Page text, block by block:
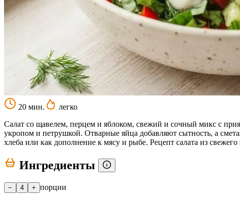
20 мин.
легко
Салат со щавелем, перцем и яблоком, свежий и сочный микс с
укропом и петрушкой. Отварные яйца добавляют сытность, а
хлеба или как дополнение к мясу и рыбе. Рецепт салата из
Ингредиенты
− 4 + порции